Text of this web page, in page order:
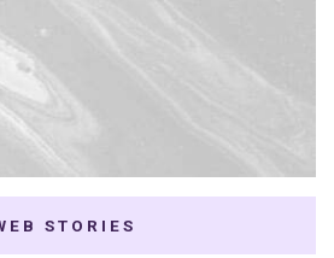
STORIESThai Dramas com